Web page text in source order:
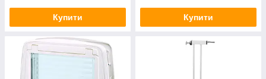
Купити Купити